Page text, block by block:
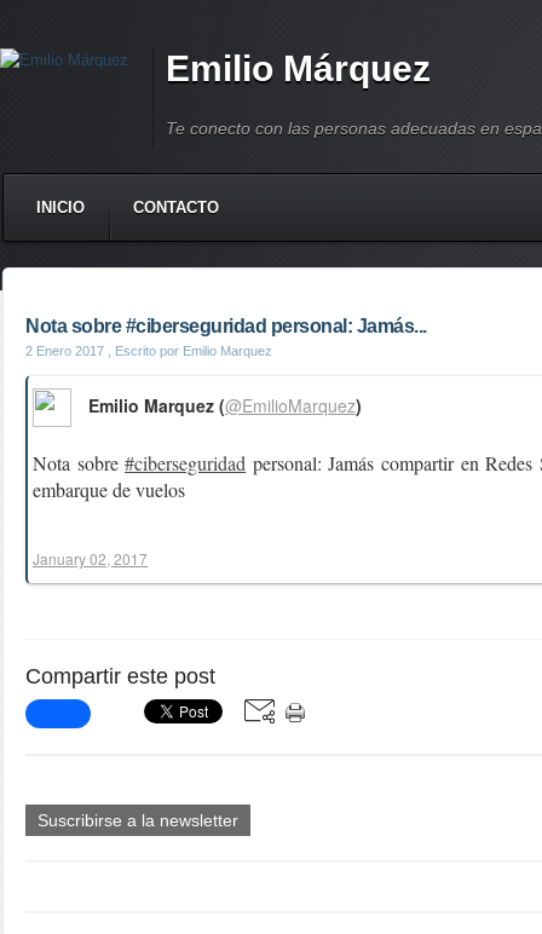
Emilio Márquez
Te conecto con las personas adecuadas en
INICIO CONTACTO
Nota sobre #ciberseguridad personal: Jamás...
2 Enero 2017 , Escrito por Emilio Marquez
Nota sobre#ciberseguridad personal: Jamás compartir en
embarque de vuelos
Emilio Marquez (@EmilioMarquez)
January 02, 2017
Compartir este post
Suscribirse a la newsletter